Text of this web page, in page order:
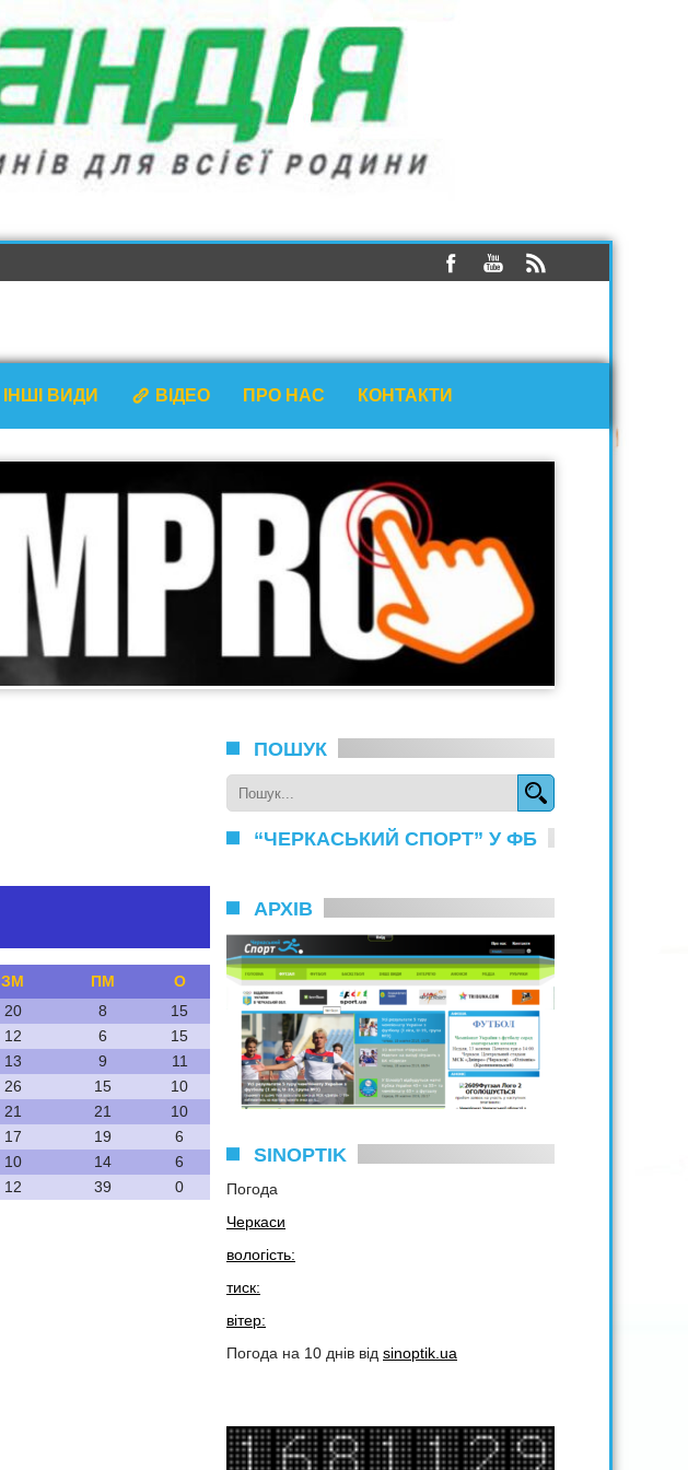
ІНШІ ВИДИ ВІДЕО ПРО НАС КОНТАКТИ
ЗМ ПМ
О
20 8
15
12 6
15
13 9
11
26 15
10
21 21
10
17 19
6
10 14
6
12 39 0
ПОШУК
“ЧЕРКАСЬКИЙ СПОРТ” У ФБ
АРХІВ
SINOPTIK
Погода
Черкаси
вологість:
тиск:
вітер:
Погода на 10 днів від sinoptik.ua